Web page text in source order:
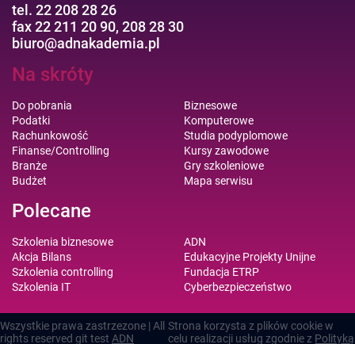
tel. 22 208 28 26
fax 22 211 20 90, 208 28 30
biuro@adnakademia.pl
Na skróty
Do pobrania
Podatki
Rachunkowość
Finanse/Controlling
Branże
Budżet
Biznesowe
Komputerowe
Studia podyplomowe
Kursy zawodowe
Gry szkoleniowe
Mapa serwisu
Polecane
Szkolenia biznesowe
Akcja Bilans
Szkolenia controlling
Szkolenia IT
ADN
Edukacyjne Projekty Unijne
Fundacja ETRP
Cyberbezpieczeństwo
Wszystkie prawa zastrzezone | All
rights reserved git test ADN
Strona korzysta z plików cookie w
celu realizacji usług zgodnie z Polityką